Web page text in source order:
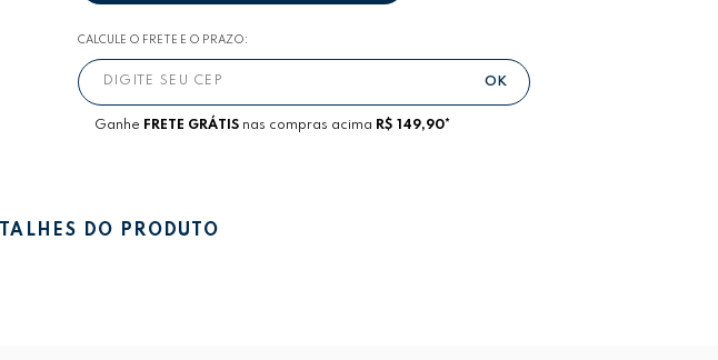
CALCULE O FRETE E O PRAZO:
Ganhe FRETE GRÁTISnas compras acima R$ 149,90*
DO PRODUTO